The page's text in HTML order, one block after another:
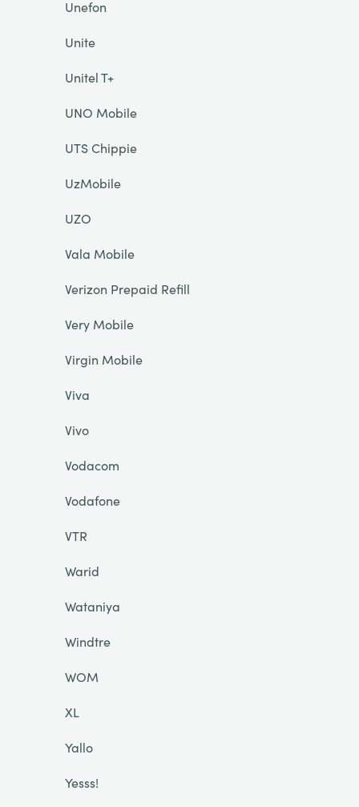
Unefon
Unite
Unitel T+
UNO Mobile
UTS Chippie
UzMobile
UZO
Vala Mobile
Verizon Prepaid Refill
Very Mobile
Virgin Mobile
Viva
Vivo
Vodacom
Vodafone
VTR
Warid
Wataniya
Windtre
WOM
XL
Yallo
Yesss!